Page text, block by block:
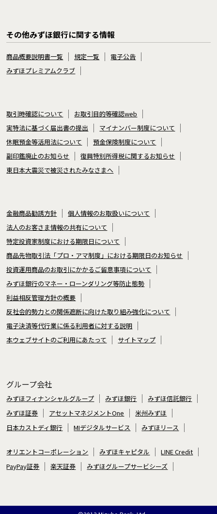
その他みずほ銀行に関する情報
商品概要説明書一覧 規定一覧
電子公告
みずほプレミアムクラブ
取引時確認について
お取引目的等確認web
実特法に基づく届出書の提出
マイナンバー制度について
休眠預金等活用法について
預金保険制度について
副印鑑廃止のお知らせ
復興特別所得税に関するお知らせ
東日本大震災で被災されたみなさまへ
金融商品勧誘方針
個人情報のお取扱いについて
法人のお客さま情報の共有について
特定投資家制度における期限日について
商品先物取引法「プロ・アマ制度」における期限日のお知らせ
投資運用商品のお取引にかかるご留意事項について
みずほ銀行のマネー・ローンダリング等防止態勢
利益相反管理方針の概要
反社会的勢力との関係遮断に向けた取り組み強化について
電子決済等代行業に係る利用者に対する説明
本ウェブサイトのご利用にあたって
サイトマップ
グループ会社
みずほフィナンシャルグループ みずほ銀行
みずほ信託銀行
みずほ証券
アセットマネジメントOne
米州みずほ
日本カストディ銀行
MIデジタルサービス みずほリース
オリエントコーポレーション みずほキャピタル
LINE Credit
PayPay証券
楽天証券 みずほグループサービシーズ